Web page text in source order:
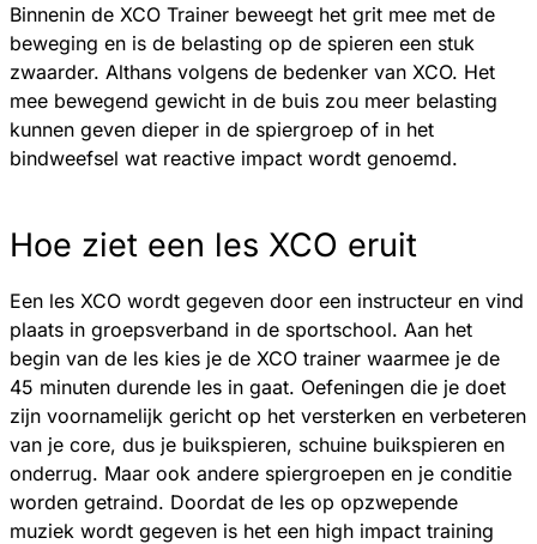
Binnenin de XCO Trainer beweegt het grit mee met de
beweging en is de belasting op de spieren een stuk
zwaarder. Althans volgens de bedenker van XCO. Het
mee bewegend gewicht in de buis zou meer belasting
kunnen geven dieper in de spiergroep of in het
bindweefsel wat reactive impact wordt genoemd.
Hoe ziet een les XCO eruit
Een les XCO wordt gegeven door een instructeur en vind
plaats in groepsverband in de sportschool. Aan het
begin van de les kies je de XCO trainer waarmee je de
45 minuten durende les in gaat. Oefeningen die je doet
zijn voornamelijk gericht op het versterken en verbeteren
van je core, dus je buikspieren, schuine buikspieren en
onderrug. Maar ook andere spiergroepen en je conditie
worden getraind. Doordat de les op opzwepende
muziek wordt gegeven is het een high impact training